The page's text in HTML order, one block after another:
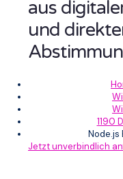
aus
und
1190
Node.js
Jetzt unverbindlich